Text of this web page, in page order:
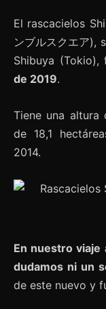
El rascacielos
ンブルスクエア
Shibuya (Tokio),
de 2019.
Tiene una altura
de 18,1
2014.
En nuestro
dudamos ni un
de este nuevo y